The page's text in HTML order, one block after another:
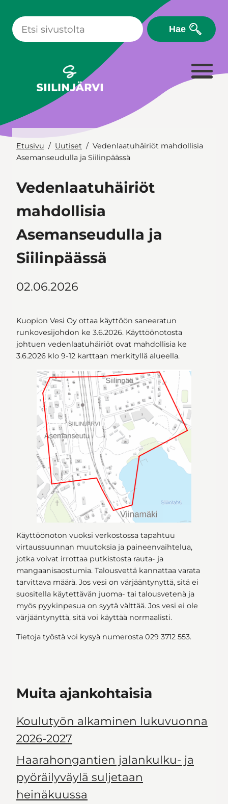
sisältöön
Hae
Etusivu Uutiset
Vedenlaatuhäiriöt mahdollisia
Asemanseudulla ja Siilinpäässä
Vedenlaatuhäiriöt
mahdollisia
Asemanseudulla ja
Siilinpäässä
02.06.2026
Kuopion Vesi Oy ottaa käyttöön saneeratun
runkovesijohdon ke 3.6.2026. Käyttöönotosta
johtuen vedenlaatuhäiriöt ovat mahdollisia ke
3.6.2026 klo 9-12 karttaan merkityllä alueella.
Käyttöönoton vuoksi verkostossa tapahtuu
virtaussuunnan muutoksia ja paineenvaihtelua,
jotka voivat irrottaa putkistosta rauta- ja
mangaanisaostumia. Talousvettä kannattaa varata
tarvittava määrä. Jos vesi on värjääntynyttä, sitä ei
suositella käytettävän juoma- tai talousvetenä ja
myös pyykinpesua on syytä välttää. Jos vesi ei ole
värjääntynyttä, sitä voi käyttää normaalisti.
Tietoja työstä voi kysyä numerosta 029 3712 553.
Muita ajankohtaisia
Koulutyön alkaminen lukuvuonna
2026-2027
Haarahongantien jalankulku- ja
pyöräilyväylä suljetaan
heinäkuussa